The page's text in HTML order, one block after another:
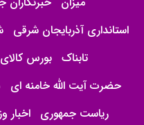
استانداری آذربایجان شرقی
تابناک بورس کالای
حضرت آیت الله خامنه ای
ریاست جمهوری اخبار